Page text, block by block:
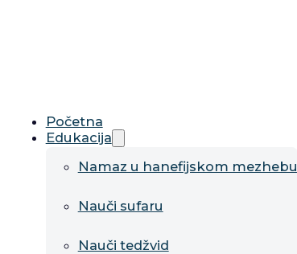
Početna
Edukacija
Namaz u hanefijskom mezhebu
Nauči sufaru
Nauči tedžvid